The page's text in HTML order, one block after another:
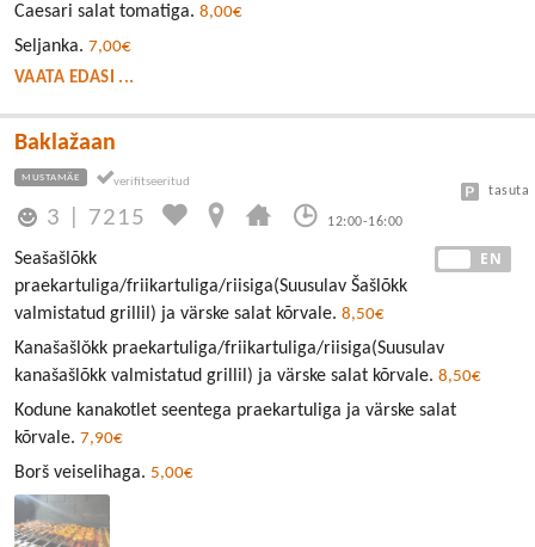
Caesari salat tomatiga. 8,00€
Seljanka. 7,00€
VAATA EDASI ...
Baklažaan
MUSTAMÄE
3 7215 12:00-16:00
tasuta
EN
Seašašlõkk
praekartuliga/friikartuliga/riisiga(Suusulav Šašlõkk
valmistatud grillil) ja värske salat kõrvale. 8,50€
Kanašašlǒkk praekartuliga/friikartuliga/riisiga(Suusulav
kanašašlõkk valmistatud grillil) ja värske salat kõrvale. 8,50€
Kodune kanakotlet seentega praekartuliga ja värske salat
kõrvale. 7,90€
Borš veiselihaga. 5,00€